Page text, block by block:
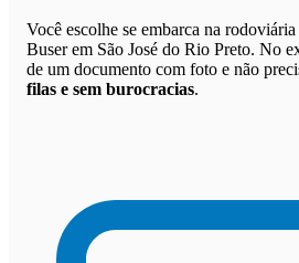
Você escolhe se embarca na
Buser em São José do Rio Preto. No
de um documento com foto e não
filas e sem burocracias.